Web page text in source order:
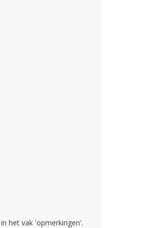
het vak 'opmerkingen'.